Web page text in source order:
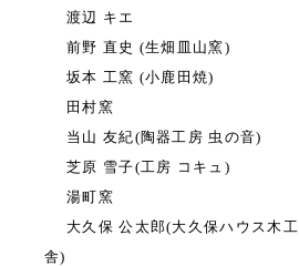
渡辺 キエ
前野 直史 (生畑皿山窯)
坂本 工窯 (小鹿田焼)
田村窯
当山 友紀(陶器工房 虫の音)
芝原 雪子(工房 コキュ)
湯町窯
大久保 公太郎(大久保ハウス木工
舎)